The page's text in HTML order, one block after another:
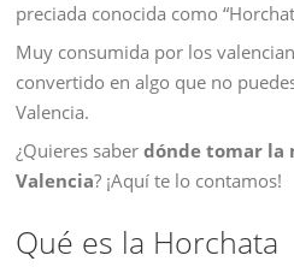
preciada conocida como
Muy consumida por los
convertido en algo que no
Valencia.
¿Quieres saberdónde tomar la
Valencia? ¡Aquí te lo contamos!
Qué es la Horchata